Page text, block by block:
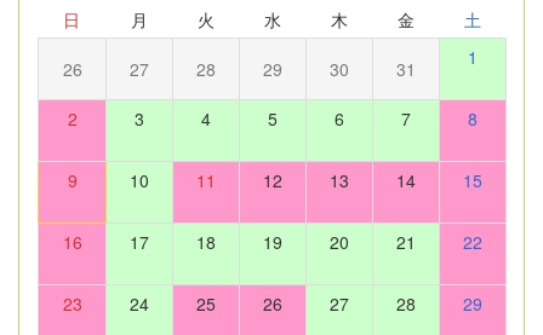
日 月 火 水 木 金 土
26 27 28 29 30 31 1
2 3 4 5 6 7 8
9 10 11 12 13 14 15
16 17 18 19 20 21 22
23 24 25 26 27 28 29